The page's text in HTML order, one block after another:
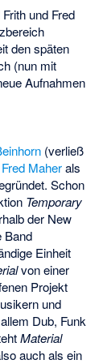
und Fred
den späten
(nun mit
Aufnahmen
(verließ
Fred Maherals
Schon
Temporary
der New
Band
Einheit
von einer
Projekt
und
Dub, Funk
Material
auch als ein